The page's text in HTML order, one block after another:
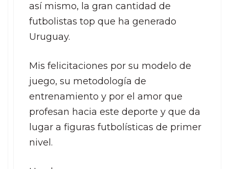
así mismo, la gran cantidad de
futbolistas top que ha generado
Uruguay.
Mis felicitaciones por su modelo de
juego, su metodología de
entrenamiento y por el amor que
profesan hacia este deporte y que da
lugar a figuras futbolísticas de primer
nivel.